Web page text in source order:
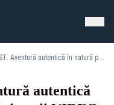
BIBI CAMPFEST. Aventură autentică în natură pentru familii și copii VIDEO
autentică